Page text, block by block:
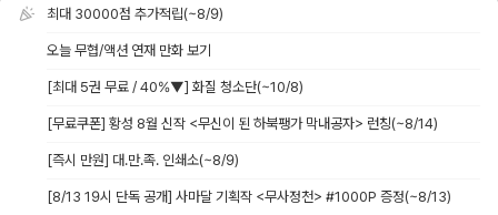
최대 30000점 추가적립(~8/9)
오늘 무협/액션 연재 만화 보기
[최대 5권 무료 / 40%▼] 화질 청소단(~10/8)
[무료쿠폰] 황성 8월 신작 <무신이 된 하북팽가 막내공자> 런칭(~8/14)
[즉시 만원] 대.만.족. 인쇄소(~8/9)
[8/13 19시 단독 공개] 사마달 기획작 <무사정천> #1000P 증정(~8/13)